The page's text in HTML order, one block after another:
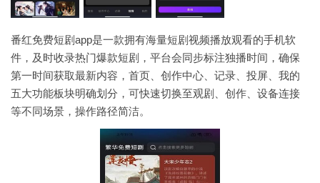
番红免费短剧app是一款拥有海量短剧视频播放观看的手机软
件，及时收录热门爆款短剧，平台会同步标注独播时间，确保
第一时间获取最新内容，首页、创作中心、记录、投屏、我的
五大功能板块明确划分，可快速切换至观剧、创作、设备连接
等不同场景，操作路径简洁。